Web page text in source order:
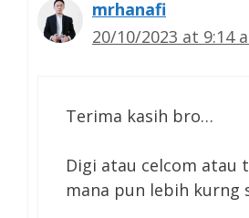
mrhanafi
20/10/2023 at 9:14
Terima kasih bro…
Digi atau celcom atau
mana pun lebih kurng